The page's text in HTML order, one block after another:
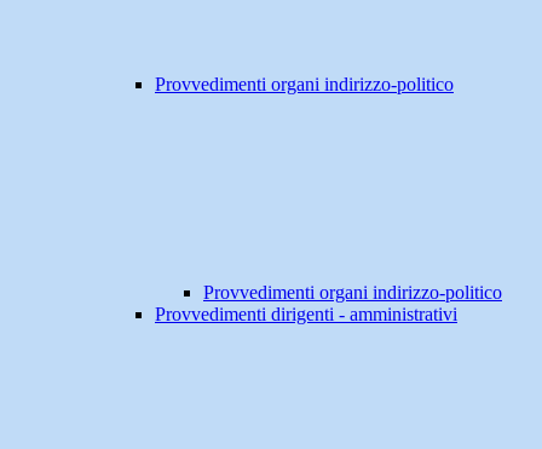
Provvedimenti organi indirizzo-politico
Provvedimenti organi indirizzo-politico
Provvedimenti dirigenti - amministrativi